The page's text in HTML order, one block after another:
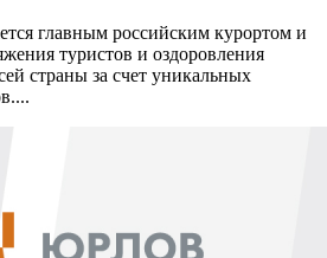
главным российским курортом и
туристов и оздоровления
страны за счет уникальных